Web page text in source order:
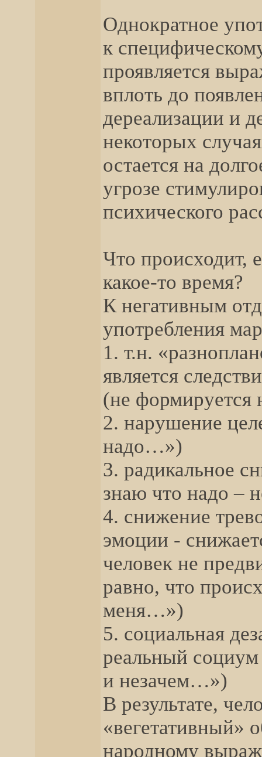
Однократное
к
проявляется
вплоть до
дереализации и
некоторых
остается на
угрозе
психического
Что происходит,
какое-то время?
К негативным
употребления
1. т.н.
является
(не
2. нарушение
надо…»)
3. радикальное
знаю что надо –
4. снижение
эмоции -
человек не
равно, что
меня…»)
5. социальная
реальный социум
и незачем…»)
В результате,
«вегетативный»
народному